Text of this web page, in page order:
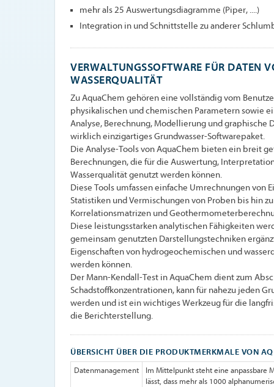
mehr als 25 Auswertungsdiagramme (Piper, ....)
Integration in und Schnittstelle zu anderer
VERWALTUNGSSOFTWARE FÜR DATEN
WASSERQUALITÄT
Zu AquaChem gehören eine vollständig vom
physikalischen und chemischen Parametern sowie
Analyse, Berechnung, Modellierung und graphische
wirklich einzigartiges Grundwasser-Softwarepaket.
Die Analyse-Tools von AquaChem bieten ein breit
Berechnungen, die für die Auswertung,
Wasserqualität genutzt werden können.
Diese Tools umfassen einfache Umrechnungen von
Statistiken und Vermischungen von Proben bis hin
Korrelationsmatrizen und
Diese leistungsstarken analytischen Fähigkeiten
gemeinsam genutzten Darstellungstechniken
Eigenschaften von hydrogeochemischen und
werden können.
Der Mann-Kendall-Test in AquaChem dient zum
Schadstoffkonzentrationen, kann für nahezu jeden
werden und ist ein wichtiges Werkzeug für die
die Berichterstellung.
ÜBERSICHT ÜBER DIE PRODUKTMERKMALE VON
Datenmanagement
Im Mittelpunkt steht eine anpassbare
lässt, dass mehr als 1000